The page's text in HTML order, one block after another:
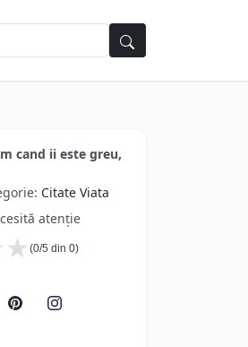
cand ii este greu,
Citate Viata
atenție
★ (0/5 din 0)